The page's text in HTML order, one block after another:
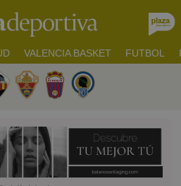
VALENCIA BASKET FUTBOL